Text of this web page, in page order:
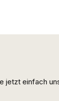
jetzt einfach